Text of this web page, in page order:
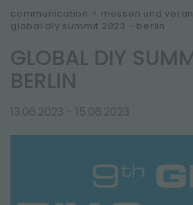
MEHR ERGEBNISSE FÜR SIE:
ÜBER UNS
TEAM
ARBEITEN SIE MIT UNS
NACHHALTIGKEIT
MESSEN UND
communication > messen und
global diy summit 2023 - berlin
GLOBAL DIY
BERLIN
13.06.2023 - 15.06.2023